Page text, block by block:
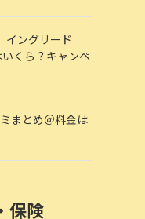
イングリード
いくら？キャンペ
まとめ＠料金は
保険